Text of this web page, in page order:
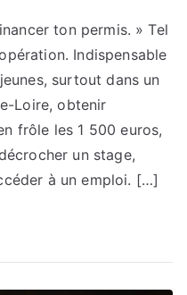
ton permis. » Tel
Indispensable
surtout dans un
Loire, obtenir
frôle les 1 500 euros,
un stage,
à un emploi. […]